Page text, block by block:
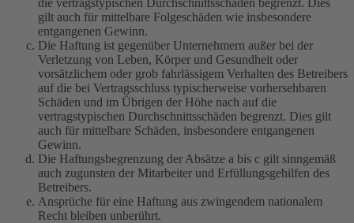
gilt auch für mittelbare Folgeschäden wie insbesondere
entgangenen Gewinn.
Die Haftung ist gegenüber Unternehmern außer bei der
Verletzung von Leben, Körper und Gesundheit oder
vorsätzlichem oder grob fahrlässigem Verhalten des Betreibers
auf die bei Vertragsschluss typischerweise vorhersehbaren
Schäden und im Übrigen der Höhe nach auf die
vertragstypischen Durchschnittsschäden begrenzt. Dies gilt
auch für mittelbare Schäden, insbesondere entgangenen
Gewinn.
Die Haftungsbegrenzung der Absätze a bis c gilt sinngemäß
auch zugunsten der Mitarbeiter und Erfüllungsgehilfen des
Betreibers.
Ansprüche für eine Haftung aus zwingendem nationalem
Recht bleiben unberührt.